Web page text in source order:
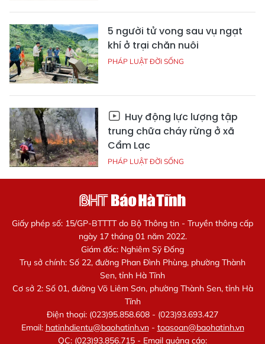
5 người tử vong sau vụ ngạt
khí ở trại chăn nuôi
PHÁP LUẬT ĐỜI SỐNG
Huy động lực lượng tập
trung chữa cháy rừng ở xã
Cẩm Lạc
PHÁP LUẬT ĐỜI SỐNG
Giấy phép số: 15/GP-BTTTT do Bộ Thông tin - Truyền thông cấp
ngày 17 tháng 01 năm 2022.
Giám đốc: Nghiêm Sỹ Đống
Trụ sở chính: Số 22, đường Phan Đình Phùng, phường Thành
Sen, tỉnh Hà Tĩnh
Cơ sở 2: Số 01, đường Võ Liêm Sơn, phường Thành Sen, tỉnh Hà
Tĩnh
Điện thoại: (023)95.858.608 - (023)93.693.427
Email: hatinhdientu@baohatinh.vn- toasoan@baohatinh.vn
QC: (023)93.856.715 - Email quảng cáo: